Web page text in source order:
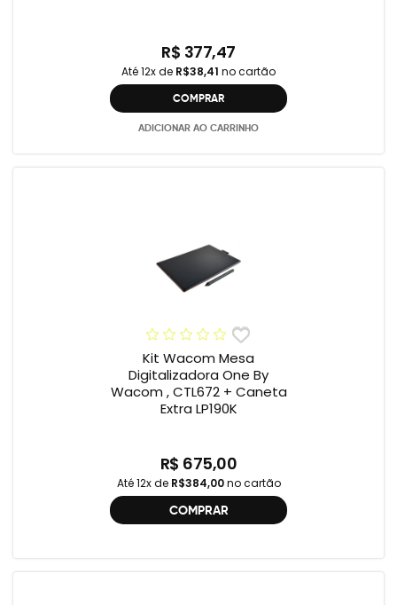
R$ 377,47
Até 12x de R$38,41 no cartão
COMPRAR
ADICIONAR AO CARRINHO
Kit Wacom Mesa
Digitalizadora One By
Wacom , CTL672 + Caneta
Extra LP190K
R$ 675,00
Até 12x de R$384,00no cartão
COMPRAR